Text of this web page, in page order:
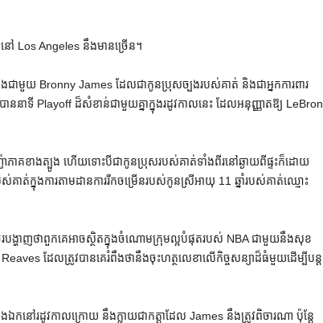
Los Angeles នឹងមានច្រើន។
មួយ Bronny James ដែលជាកូនប្រុសច្បងរបស់គាត់ និងជាអ្នកការពារ
នាទី Playoff ដ៏សំខាន់ជាមួយគ្នាក្នុងរដូវកាលនេះ ដែលអនុញ្ញាតឱ្យ LeBron
ាភាគខាងត្បូង ហើយទោះបីជាកូនប្រុសរបស់គាត់ទាំងពីរនៅឆ្ងាយពីផ្ទះក៏ដោយ
ត់ក្នុងការតាមដានការរីកចម្រើនរបស់កូនស្រីអាយុ 11 ឆ្នាំរបស់គាត់ឈ្មោះ
ង្ហាញថាពួកគេអាចស្ថិតក្នុងចំណោមក្រុមល្អបំផុតរបស់ NBA ជាមួយនឹងសុខ
ដែលត្រូវបានគេរំពឹងថានឹងចុះហត្ថលេខាលើកិច្ចសន្យាដ៏ធំមួយដើម្បីបន្ត
ឯកនៅរដូវកាលក្រោយ នឹងក្លាយជាកត្តាដែល James នឹងត្រូវពិចារណា ប៉ុន្តែ